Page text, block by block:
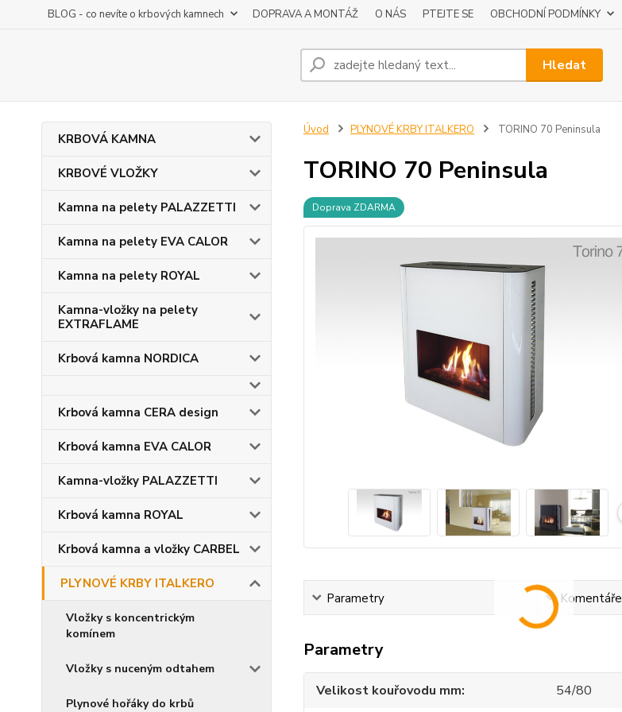
BLOG - co nevíte o krbových kamnech DOPRAVA A MONTÁŽ O NÁS PTEJTE SE OBCHODNÍ PODMÍNKY
Hledat
KRBOVÁ KAMNA
KRBOVÉ VLOŽKY
Kamna na pelety PALAZZETTI
Kamna na pelety EVA CALOR
Kamna na pelety ROYAL
Kamna-vložky na pelety
EXTRAFLAME
Krbová kamna NORDICA
Krbová kamna CERA design
Krbová kamna EVA CALOR
Kamna-vložky PALAZZETTI
Krbová kamna ROYAL
Krbová kamna a vložky CARBEL
PLYNOVÉ KRBY ITALKERO
Vložky s koncentrickým
komínem
Vložky s nuceným odtahem
Plynové hořáky do krbů
Úvod PLYNOVÉ KRBY ITALKERO TORINO 70 Peninsula
TORINO 70 Peninsula
Doprava ZDARMA
Parametry Komentáře
Parametry
Velikost kouřovodu mm
54/80